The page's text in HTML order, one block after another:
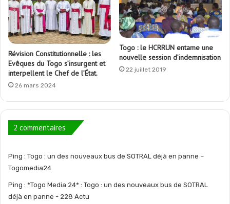
Révision Constitutionnelle : les
Evêques du Togo s’insurgent et
interpellent le Chef de l’État.
26 mars 2024
Togo : le HCRRUN entame une
nouvelle session d’indemnisation
22 juillet 2019
2 commentaires
Ping : Togo : un des nouveaux bus de SOTRAL déjà en panne –
Togomedia24
Ping : *Togo Media 24* : Togo : un des nouveaux bus de SOTRAL
déjà en panne - 228 Actu